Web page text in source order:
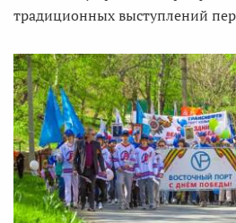
традиционных выступлений